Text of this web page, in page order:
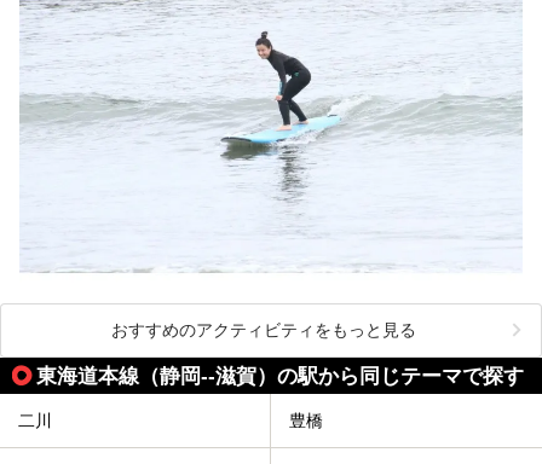
おすすめのアクティビティをもっと見る
東海道本線（静岡--滋賀）の駅から同じテーマで探す
二川 豊橋